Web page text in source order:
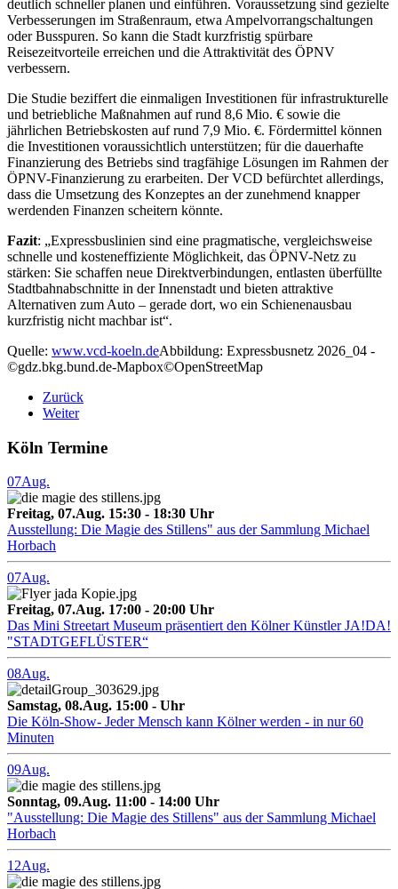
deutlich schneller planen und einführen. Voraussetzung sind gezielte
Verbesserungen im Straßenraum, etwa Ampelvorrangschaltungen
oder Busspuren. So kann die Stadt kurzfristig spürbare
Reisezeitvorteile erreichen und die Attraktivität des ÖPNV
verbessern.
Die Studie beziffert die einmaligen Investitionen für infrastrukturelle
und betriebliche Maßnahmen auf rund 8,6 Mio. € sowie die
jährlichen Betriebskosten auf rund 7,9 Mio. €. Fördermittel können
die Investitionen voraussichtlich unterstützen; für die dauerhafte
Finanzierung des Betriebs sind tragfähige Lösungen im Rahmen der
ÖPNV-Finanzierung zu erarbeiten. Der VCD befürchtet allerdings,
dass die Umsetzung des Konzeptes an der zunehmend knapper
werdenden Finanzen scheitern könnte.
Fazit: „Expressbuslinien sind eine pragmatische, vergleichsweise
schnelle und kosteneffiziente Möglichkeit, das ÖPNV-Netz zu
stärken: Sie schaffen neue Direktverbindungen, entlasten überfüllte
Stadtbahnabschnitte in der Innenstadt und bieten attraktive
Alternativen zum Auto – gerade dort, wo ein Schienenausbau
kurzfristig nicht machbar ist“.
Quelle: www.vcd-koeln.deAbbildung: Expressbusnetz 2026_04 -
©gdz.bkg.bund.de-Mapbox©OpenStreetMap
Zurück
Weiter
Köln Termine
07Aug.
Freitag, 07.Aug. 15:30 - 18:30 Uhr
Ausstellung: Die Magie des Stillens" aus der Sammlung Michael
Horbach
07Aug.
Freitag, 07.Aug. 17:00 - 20:00 Uhr
Das Mini Streetart Museum präsentiert den Kölner Künstler JA!DA!
"STADTGEFLÜSTER“
08Aug.
Samstag, 08.Aug. 15:00 - Uhr
Die Köln-Show- Jeder Mensch kann Kölner werden - in nur 60
Minuten
09Aug.
Sonntag, 09.Aug. 11:00 - 14:00 Uhr
"Ausstellung: Die Magie des Stillens" aus der Sammlung Michael
Horbach
12Aug.